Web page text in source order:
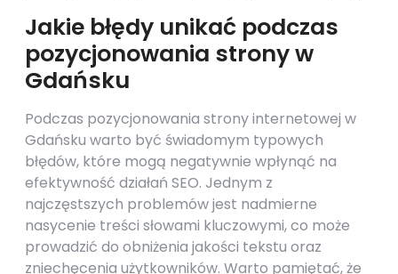
Jakie błędy unikać podczas
pozycjonowania strony w
Gdańsku
Podczas pozycjonowania strony internetowej w
Gdańsku warto być świadomym typowych
błędów, które mogą negatywnie wpłynąć na
efektywność działań SEO. Jednym z
najczęstszych problemów jest nadmierne
nasycenie treści słowami kluczowymi, co może
prowadzić do obniżenia jakości tekstu oraz
zniechęcenia użytkowników. Warto pamiętać, że